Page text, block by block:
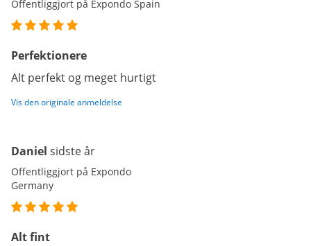
Offentliggjort på Expondo Spain
Perfektionere
Alt perfekt og meget hurtigt
Vis den originale anmeldelse
Daniel sidste år
Offentliggjort på Expondo
Germany
Alt fint